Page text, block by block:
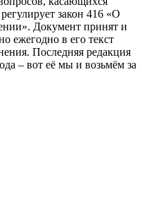
закон 416 «О
Документ принят и
ежегодно в его текст
Последняя редакция
– вот её мы и возьмём за